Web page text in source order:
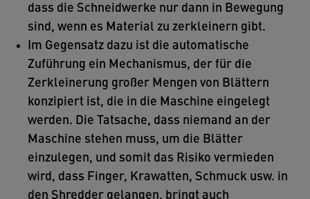
dass die Schneidwerke nur dann in Bewegung
sind, wenn es Material zu zerkleinern gibt.
Im Gegensatz dazu ist die automatische
Zuführung ein Mechanismus, der für die
Zerkleinerung großer Mengen von Blättern
konzipiert ist, die in die Maschine eingelegt
werden. Die Tatsache, dass niemand an der
Maschine stehen muss, um die Blätter
einzulegen, und somit das Risiko vermieden
wird, dass Finger, Krawatten, Schmuck usw. in
den Shredder gelangen, bringt auch